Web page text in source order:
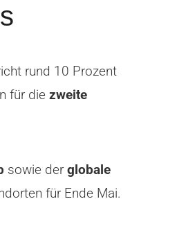
rund 10 Prozent
für die zweite
sowie der globale
für Ende Mai.